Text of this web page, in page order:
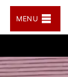
MENU